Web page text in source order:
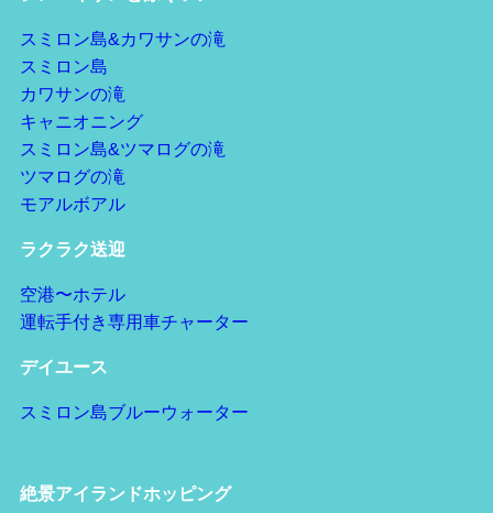
スミロン島&カワサンの滝
スミロン島
カワサンの滝
キャニオニング
スミロン島&ツマログの滝
ツマログの滝
モアルボアル
ラクラク送迎
空港〜ホテル
運転手付き専用車チャーター
デイユース
スミロン島ブルーウォーター
絶景アイランドホッピング